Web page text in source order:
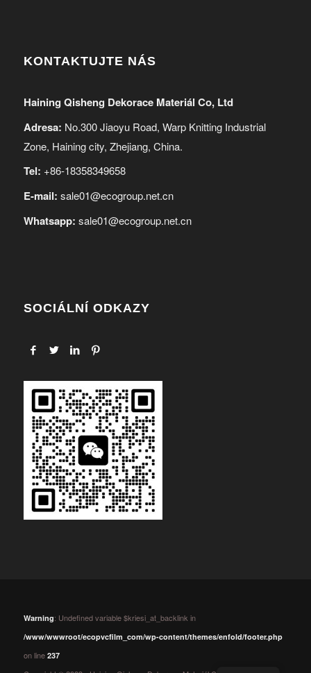
KONTAKTUJTE NÁS
Haining Qisheng Dekorace Materiál Co, Ltd
Adresa: No.300 Jiaoyu Road, Warp Knitting Industrial
Zone, Haining city, Zhejiang, China.
Tel: +86-18358349658
E-mail: sale01@ecogroup.net.cn
Whatsapp: sale01@ecogroup.net.cn
SOCIÁLNÍ ODKAZY
Warning: Undefined variable $kriesi_at_backlink in
/www/wwwroot/ecopvcfilm_com/wp-content/themes/enfold/footer.php
on line 237